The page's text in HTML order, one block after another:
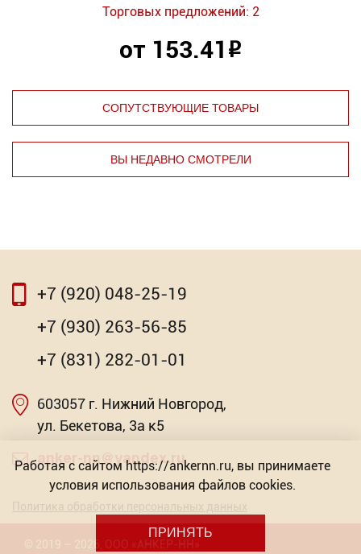
Торговых предложений: 2
от 153.41 Р
СОПУТСТВУЮЩИЕ ТОВАРЫ
⇦
Нить крученая разметочная
от 153.41
⇨
ВЫ НЕДАВНО СМОТРЕЛИ
⇦
Насадка для МФИ ЗУБР DIAMOND керамика,
мрамор, стекло
Торговых предложений: 2
от 603.57Р
+7 (920) 048-25-19
+7 (930) 263-56-85
+7 (831) 282-01-01
603057 г. Нижний Новгород,
ул. Бекетова, 3а к5
anker-nn@yandex.ru
Политика обработки персональных данных
© 2019 – 2026 ООО «АНКЕР-НН»
Работая с сайтом https://ankernn.ru, вы принимаете
условия использования файлов cookies.
ПРИНЯТЬ